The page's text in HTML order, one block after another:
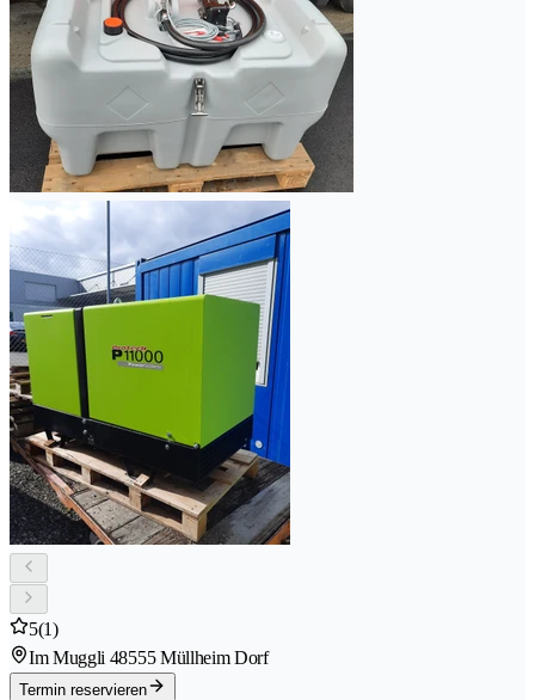
5(1)
Im Muggli 48555 Müllheim Dorf
Termin reservieren